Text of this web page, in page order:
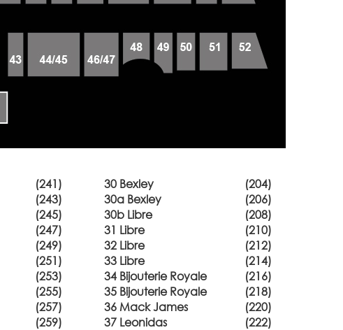
(241)
(243)
(245)
(247)
(249)
(251)
(253)
(255)
(257)
(259)
30 Bexley
(204)
30a Bexley
(206)
30b Libre
(208)
31 Libre
(210)
32 Libre
(212)
33 Libre
(214)
34 Bijouterie Royale
(216)
35 Bijouterie Royale
(218)
36 Mack James
(220)
37 Leonidas
(222)